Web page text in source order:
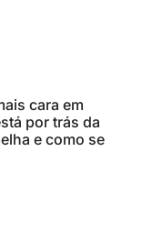
cara em
por trás da
e como se